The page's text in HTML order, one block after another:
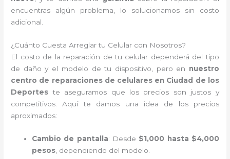
encuentras algún problema, lo solucionamos sin costo
adicional.
¿Cuánto Cuesta Arreglar tu Celular con Nosotros?
El costo de la reparación de tu celular dependerá del tipo
de daño y el modelo de tu dispositivo, pero en nuestro
centro de reparaciones de celulares en Ciudad de los
Deportes te aseguramos que los precios son justos y
competitivos. Aquí te damos una idea de los precios
aproximados:
Cambio de pantalla: Desde $1,000 hasta $4,000
pesos , dependiendo del modelo.